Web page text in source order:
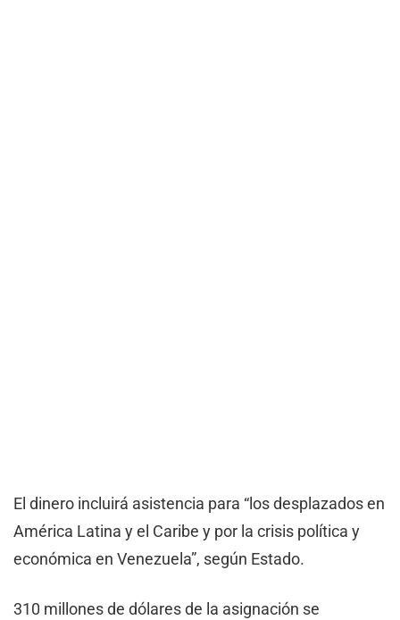
El dinero incluirá asistencia para “los desplazados en
América Latina y el Caribe y por la crisis política y
económica en Venezuela”, según Estado.
310 millones de dólares de la asignación se